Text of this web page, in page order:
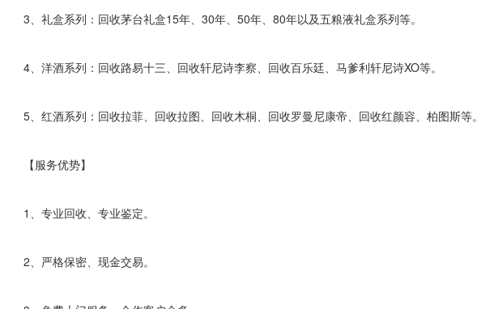
3、礼盒系列：回收茅台礼盒15年、30年、50年、80年以及五粮液礼盒系列等。
4、洋酒系列：回收路易十三、回收轩尼诗李察、回收百乐廷、马爹利轩尼诗XO等。
5、红酒系列：回收拉菲、回收拉图、回收木桐、回收罗曼尼康帝、回收红颜容、柏图斯等。
【服务优势】
1、专业回收、专业鉴定。
2、严格保密、现金交易。